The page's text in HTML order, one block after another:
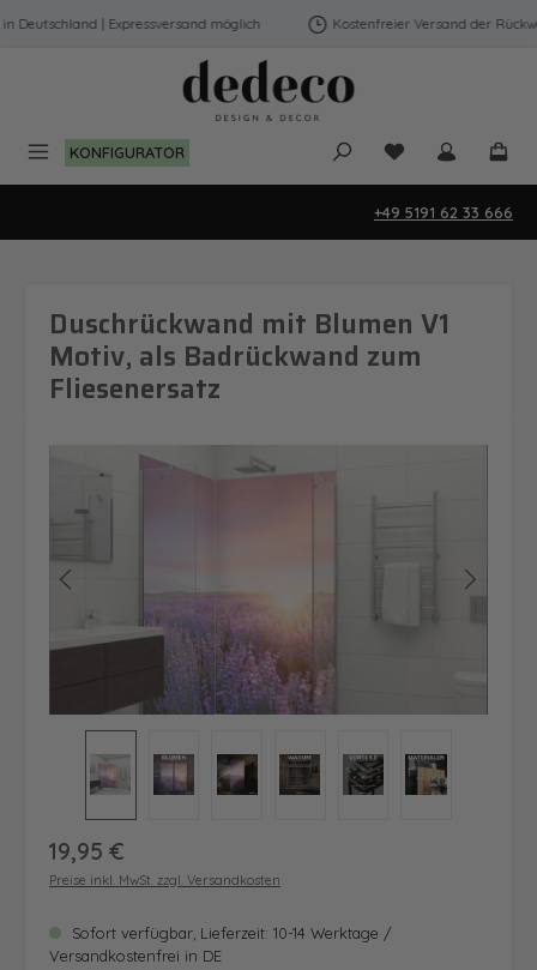
Zum Hauptinhalt springen
| Expressversand möglich Kostenfreier Versand der
KONFIGURATOR Du hast 0
+49 5191 62 33 666
Duschrückwand mit Blumen V1
Motiv, als Badrückwand zum
Fliesenersatz
Bildergalerie überspringen
Regulärer Preis:
19,95 €
Preise inkl. MwSt. zzgl. Versandkosten
Sofort verfügbar, Lieferzeit: 10-14 Werktage /
Versandkostenfrei in DE